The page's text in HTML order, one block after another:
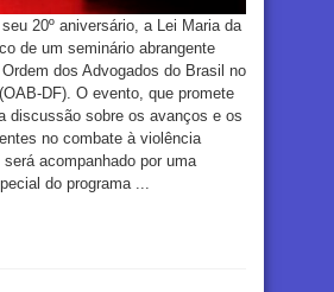
20º aniversário, a Lei Maria da
de um seminário abrangente
dos Advogados do Brasil no
DF). O evento, que promete
discussão sobre os avanços e os
no combate à violência
acompanhado por uma
do programa ...